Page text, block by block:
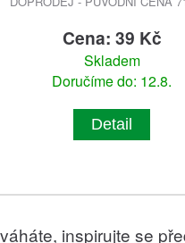
Cena: 39 Kč
Skladem
Doručíme do: 12.8.
Detail
inspirujte se